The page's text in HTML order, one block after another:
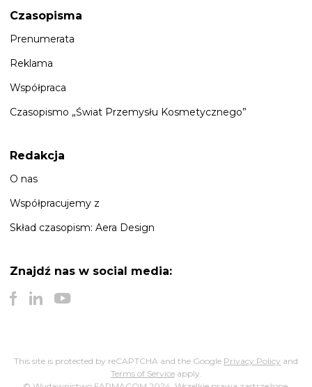
Czasopisma
Prenumerata
Reklama
Współpraca
Czasopismo „Świat Przemysłu Kosmetycznego”
Redakcja
O nas
Współpracujemy z
Skład czasopism: Aera Design
Znajdź nas w social media:
This site is protected by reCAPTCHA and the Google Privacy Policy and
Terms of Serviceapply.